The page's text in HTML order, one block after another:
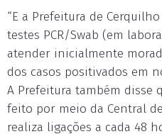
“E a Prefeitura de
testes PCR/Swab (em
atender inicialmente
dos casos positivados em
A Prefeitura também disse
feito por meio da Central
realiza ligações a cada 48